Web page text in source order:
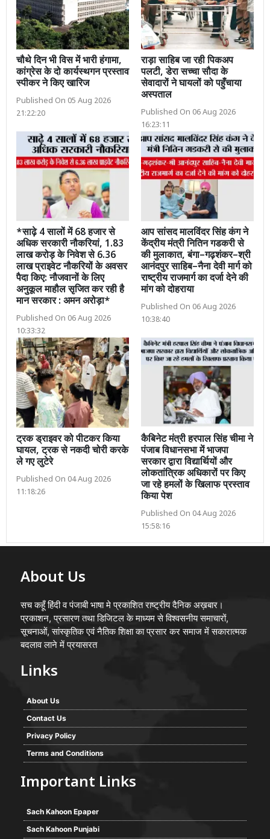
चौथे दिन भी विस में भारी हंगामा,
कांग्रेस के दो कार्यस्थगन प्रस्ताव
स्पीकर ने किए खारिज
Published On 05 Aug 2026
21:22:20
राड़ा साहिब जा रही पिकअप
पलटी, डेरा सच्चा सौदा के
सेवादारों ने घायलों को पहुँचाया
अस्पताल
Published On 06 Aug 2026
16:23:11
*साढ़े 4 सालों में 68 हजार से
अधिक सरकारी नौकरियां, 1.83
लाख करोड़ के निवेश से 6.36
लाख प्राइवेट नौकरियों के अवसर
पैदा किए: नौजवानों के लिए
अनुकूल माहौल सृजित कर रही है
मान सरकार : अमन अरोड़ा*
Published On 06 Aug 2026
10:33:32
आप सांसद मालविंदर सिंह कंग ने
केंद्रीय मंत्री नितिन गडकरी से
की मुलाकात, बंगा–गढ़शंकर–श्री
आनंदपुर साहिब–नैना देवी मार्ग को
राष्ट्रीय राजमार्ग का दर्जा देने की
मांग को दोहराया
Published On 06 Aug 2026
10:38:40
ट्रक ड्राइवर को पीटकर किया
घायल, ट्रक से नकदी चोरी करके
ले गए लुटेरे
Published On 04 Aug 2026
11:18:26
कैबिनेट मंत्री हरपाल सिंह चीमा ने
पंजाब विधानसभा में भाजपा
सरकार द्वारा विद्यार्थियों और
लोकतांत्रिक अधिकारों पर किए
जा रहे हमलों के खिलाफ प्रस्ताव
किया पेश
Published On 04 Aug 2026
15:58:16
About Us
सच कहूँ हिंदी व पंजाबी भाषा मे प्रकाशित राष्ट्रीय दैनिक अख़बार।
प्रकाशन, प्रसारण तथा डिजिटल के माध्यम से विश्वसनीय समाचारों,
सूचनाओं, सांस्कृतिक एवं नैतिक शिक्षा का प्रसार कर समाज में सकारात्मक
बदलाव लाने में प्रयासरत
Links
About Us
Contact Us
Privacy Policy
Terms and Conditions
Important Links
Sach Kahoon Epaper
Sach Kahoon Punjabi